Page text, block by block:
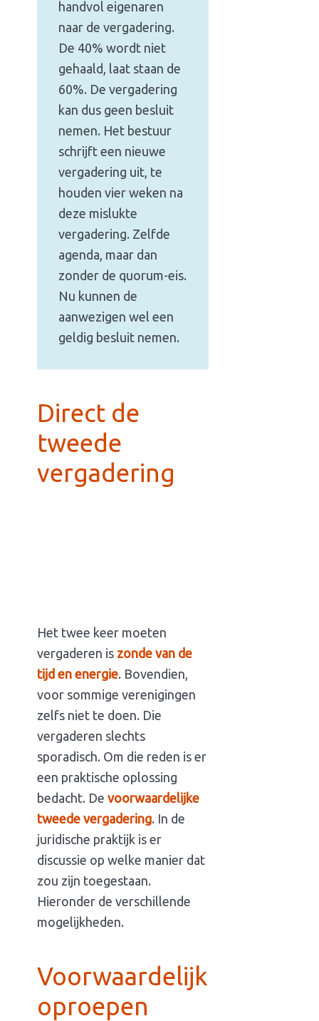
handvol eigenaren
naar de vergadering.
De 40% wordt niet
gehaald, laat staan de
60%. De vergadering
kan dus geen besluit
nemen. Het bestuur
schrijft een nieuwe
vergadering uit, te
houden vier weken na
deze mislukte
vergadering. Zelfde
agenda, maar dan
zonder de quorum-eis.
Nu kunnen de
aanwezigen wel een
geldig besluit nemen.
Direct de
tweede
vergadering
Het twee keer moeten
vergaderen is zonde van de
tijd en energie. Bovendien,
voor sommige verenigingen
zelfs niet te doen. Die
vergaderen slechts
sporadisch. Om die reden is er
een praktische oplossing
bedacht. De voorwaardelijke
tweede vergadering. In de
juridische praktijk is er
discussie op welke manier dat
zou zijn toegestaan.
Hieronder de verschillende
mogelijkheden.
Voorwaardelijk
oproepen